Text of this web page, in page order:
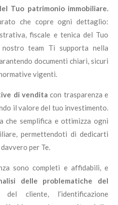
Tuo patrimonio immobiliare.
che copre ogni dettaglio:
fiscale e tenica del Tuo
team Ti supporta nella
documenti chiari, sicuri
vigenti.
di vendita con trasparenza e
il valore del tuo investimento.
che semplifica e ottimizza ogni
permettendoti di dedicarti
per Te.
sono completi e affidabili, e
delle problematiche del
del cliente, l’identificazione